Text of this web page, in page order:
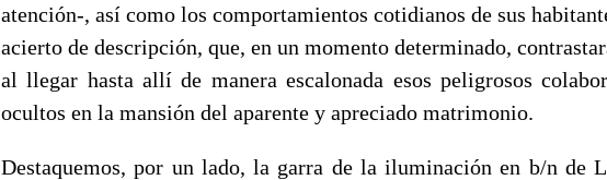
atención-, así como los comportamientos cotidianos de sus
acierto de descripción, que, en un momento determinado,
al llegar hasta allí de manera escalonada esos peligrosos
ocultos en la mansión del aparente y apreciado matrimonio.
Destaquemos, por un lado, la garra de la iluminación en b/n de